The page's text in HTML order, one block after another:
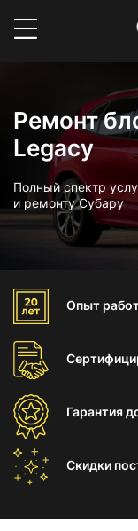
Ремонт
Legacy
Полный спектр
и ремонту Субару
Опыт
Гарантия
Скидки